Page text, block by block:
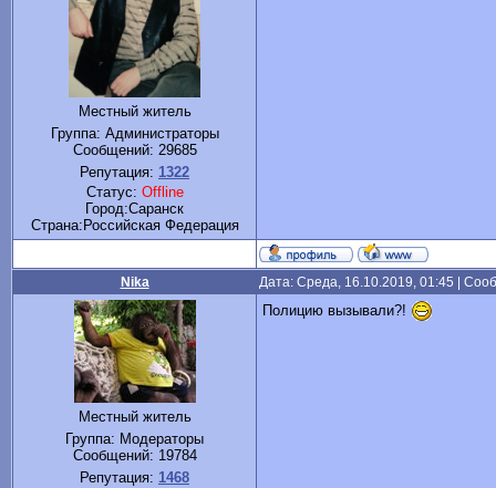
Местный житель
Группа: Администраторы
Сообщений: 29685
Репутация: 1322
Статус: Offline
Город:Саранск
Cтрана:Российская Федерация
Nika Дата: Среда, 16.10.2019, 01:45 |
Местный житель
Группа: Модераторы
Сообщений: 19784
Репутация: 1468
Полицию вызывали?!